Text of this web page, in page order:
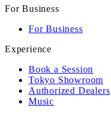
For Business
For Business
Experience
Book a Session
Tokyo Showroom
Authorized Dealers
Music